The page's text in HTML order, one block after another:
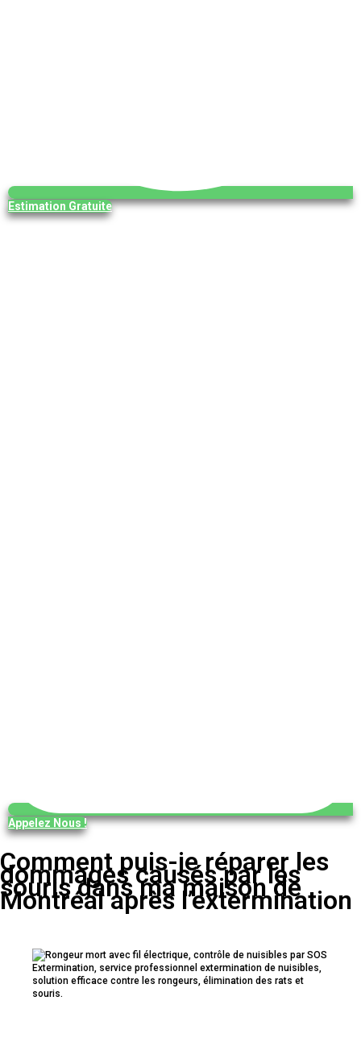
Estimation Gratuite
Appelez Nous !
Comment puis-je réparer les
dommages causés par les
souris dans ma maison de
Montréal après l’extermination